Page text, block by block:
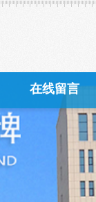
在线留言